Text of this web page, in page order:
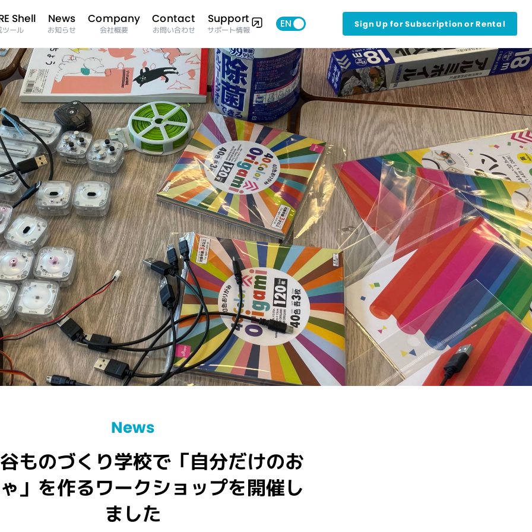
Shell
ツール
News
お知らせ
Company
会社概要
Contact
お問い合わせ
Support
サポート情報
Sign Up for Subscription or Rental
News
ものづくり学校で「自分だけのお
」を作るワークショップを開催し
ました